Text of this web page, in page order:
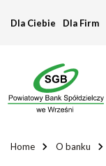
Polityka
Dla Ciebie Dla Firm
Home O banku